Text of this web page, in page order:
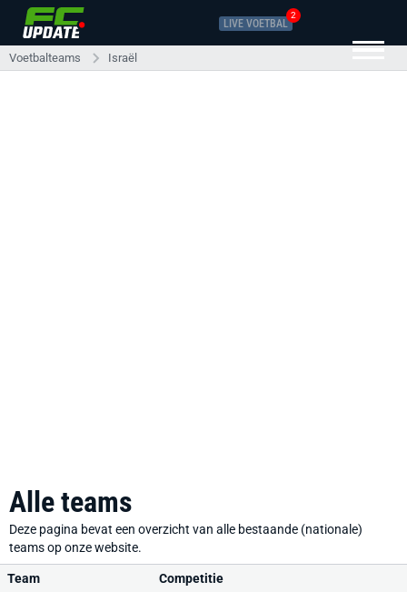
LIVE VOETBAL
2
Voetbalteams Israël
Alle teams
Deze pagina bevat een overzicht van alle bestaande (nationale)
teams op onze website.
Team Competitie